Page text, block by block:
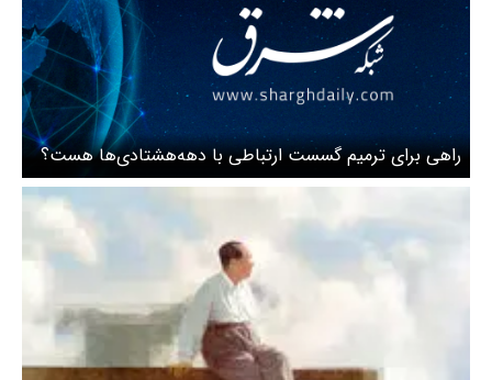
راهی برای ترمیم گسست ارتباطی با دهه‌هشتادی‌ها هست؟